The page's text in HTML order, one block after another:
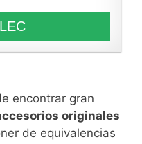
encontrar gran
originales
de equivalencias